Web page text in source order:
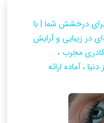
برای درخشش شما | با
در زیبایی و آرایش
کادری مجرب ،
، آماده ارائه